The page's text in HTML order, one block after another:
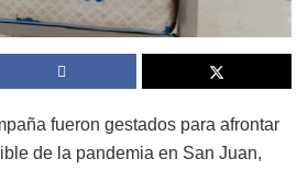
fueron gestados para afrontar
de la pandemia en San Juan,